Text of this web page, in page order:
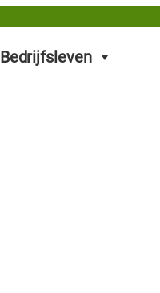
Bedrijfsleven